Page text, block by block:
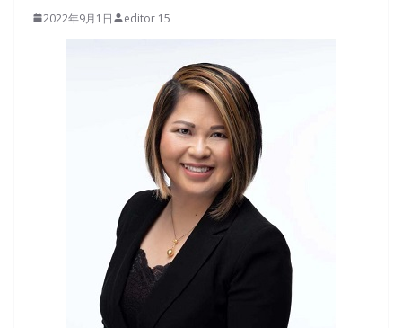
2022年9月1日 editor 15